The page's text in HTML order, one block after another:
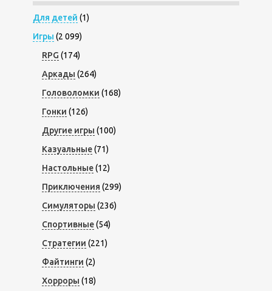
Для детей (1)
Игры (2 099)
RPG (174)
Аркады (264)
Головоломки (168)
Гонки (126)
Другие игры (100)
Казуальные(71)
Настольные(12)
Приключения (299)
Симуляторы (236)
Спортивные(54)
Стратегии (221)
Файтинги (2)
Хорроры (18)